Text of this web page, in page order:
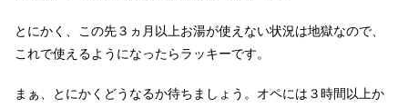
とにかく、この先３ヵ月以上お湯が使えない状況は地獄なので、
これで使えるようになったらラッキーです。
まぁ、とにかくどうなるか待ちましょう。オペには３時間以上か